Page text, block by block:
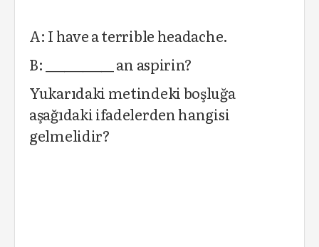
A: I have a terrible headache.
B: ___________ an aspirin?
Yukarıdaki metindeki boşluğa
aşağıdaki ifadelerden hangisi
gelmelidir?